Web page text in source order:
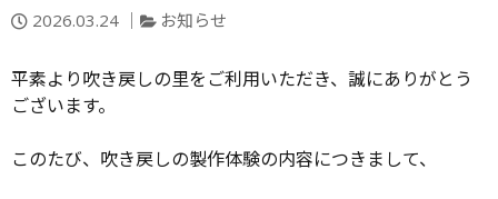
投
日：
2026.03.24
カ
ゴ
リ
お知らせ
平素より吹き戻しの里をご利用いただき、誠にありがとう
ございます。
このたび、吹き戻しの製作体験の内容につきまして、